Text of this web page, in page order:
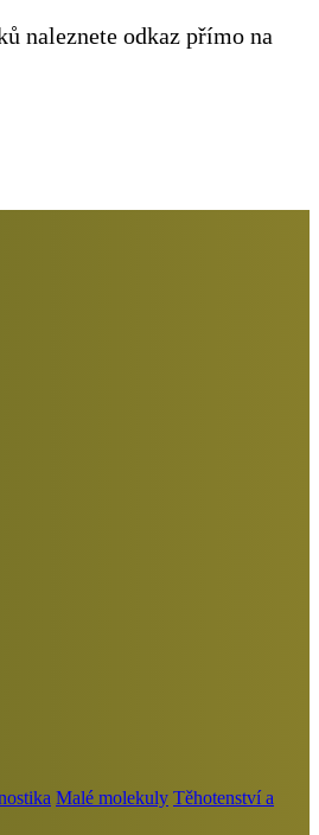
naleznete odkaz přímo na
Malé molekuly Těhotenství a